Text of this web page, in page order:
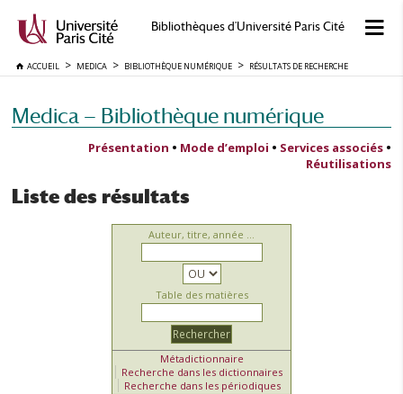
Bibliothèques d'Université Paris Cité
ACCUEIL MEDICA BIBLIOTHÈQUE NUMÉRIQUE RÉSULTATS DE RECHERCHE
Medica — Bibliothèque numérique
Présentation • Mode d’emploi • Services associés •
Réutilisations
Liste des résultats
Auteur, titre, année ...
Table des matières
Métadictionnaire
Recherche dans les dictionnaires
Recherche dans les périodiques